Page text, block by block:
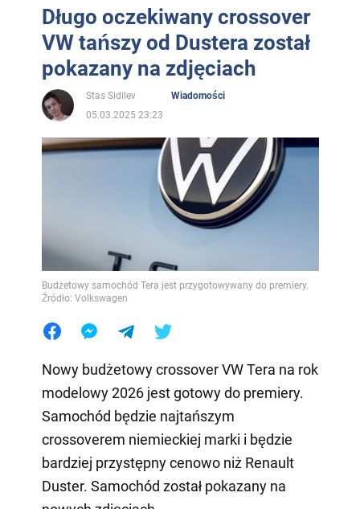
Długo oczekiwany crossover
VW tańszy od Dustera został
pokazany na zdjęciach
Stas Sidilev
Wiadomości
05.03.2025 23:23
Budżetowy samochód Tera jest przygotowywany do premiery.
Źródło: Volkswagen
Nowy budżetowy crossover VW Tera na rok
modelowy 2026 jest gotowy do premiery.
Samochód będzie najtańszym
crossoverem niemieckiej marki i będzie
bardziej przystępny cenowo niż Renault
Duster. Samochód został pokazany na